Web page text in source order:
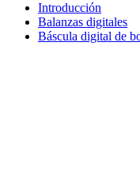
Introducción
Balanzas digitales
Báscula digital de